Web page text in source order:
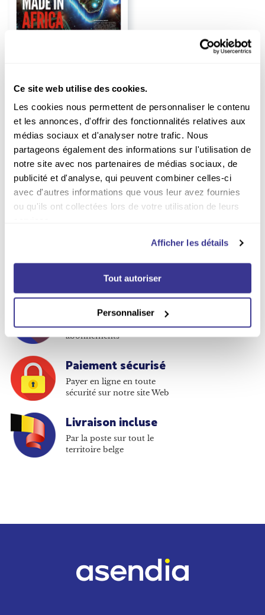
Ce site web utilise des cookies.
Les cookies nous permettent de personnaliser le contenu
et les annonces, d'offrir des fonctionnalités relatives aux
médias sociaux et d'analyser notre trafic. Nous
partageons également des informations sur l'utilisation de
notre site avec nos partenaires de médias sociaux, de
publicité et d'analyse, qui peuvent combiner celles-ci
avec d'autres informations que vous leur avez fournies
ou qu'ils ont collectées lors de votre utilisation de leurs
Afficher les détails
Tout autoriser
Personnaliser
Durée :1 an
35.00
Non vendu en kiosque
Vous avez le choix
en abonnement
Moins cher qu'en kiosque
Jusqu'à -67% sur les
abonnements
Paiement sécurisé
Payer en ligne en toute
sécurité sur notre site Web
Livraison incluse
Par la poste sur tout le
territoire belge